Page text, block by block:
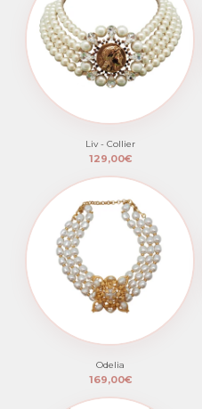
Liv - Collier
129,00€
Odelia
169,00€